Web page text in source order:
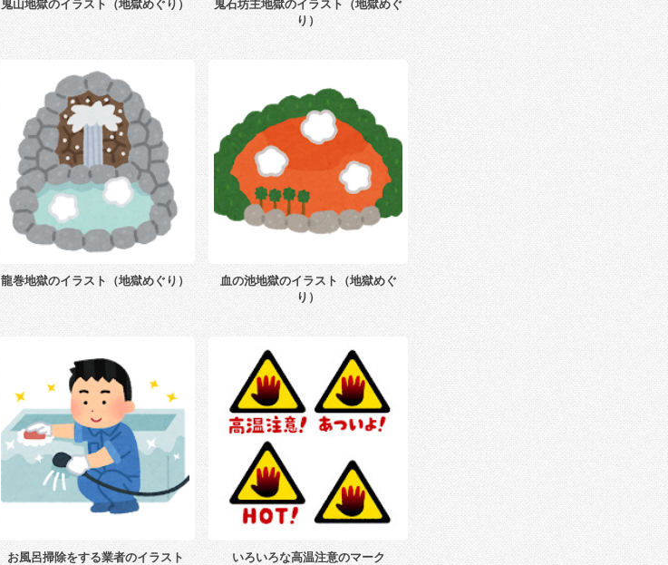
鬼山地獄のイラスト（地獄めぐり）
鬼石坊主地獄のイラスト（地獄めぐ
り）
龍巻地獄のイラスト（地獄めぐり）
血の池地獄のイラスト（地獄めぐ
り）
お風呂掃除をする業者のイラスト いろいろな高温注意のマーク